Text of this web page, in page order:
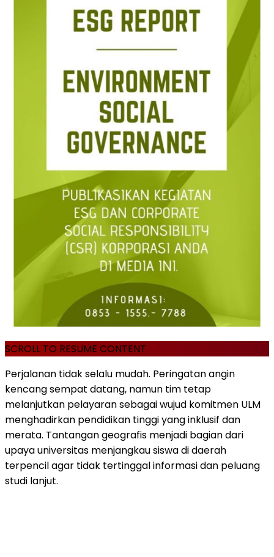
SCROLL TO RESUME CONTENT
Perjalanan tidak selalu mudah. Peringatan angin
kencang sempat datang, namun tim tetap
melanjutkan pelayaran sebagai wujud komitmen ULM
menghadirkan pendidikan tinggi yang inklusif dan
merata. Tantangan geografis menjadi bagian dari
upaya universitas menjangkau siswa di daerah
terpencil agar tidak tertinggal informasi dan peluang
studi lanjut.